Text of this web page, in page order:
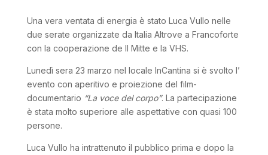
Una vera ventata di energia è stato Luca Vullo nelle
due serate organizzate da Italia Altrove a Francoforte
con la cooperazione de Il Mitte e la VHS.
Lunedì sera 23 marzo nel locale InCantina si è svolto l’
evento con aperitivo e proiezione del film-
documentario “La voce del corpo”. La partecipazione
è stata molto superiore alle aspettative con quasi 100
persone.
Luca Vullo ha intrattenuto il pubblico prima e dopo la